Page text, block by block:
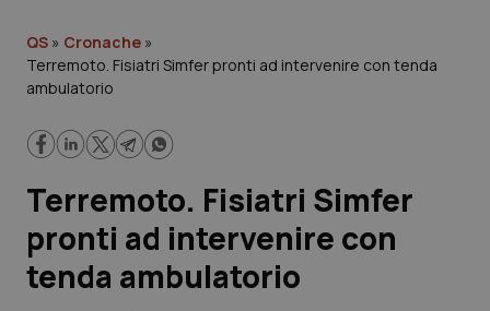
Governo e Parlamento
Regioni e Asl
Lavoro e Professioni
Scienza e Farmaci
Studi e Analisi
QS » Cronache »
Terremoto. Fisiatri Simfer pronti ad intervenire con tenda
ambulatorio
Terremoto. Fisiatri Simfer
pronti ad intervenire con
tenda ambulatorio